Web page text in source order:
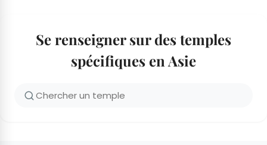
Se renseigner sur des temples
spécifiques en Asie